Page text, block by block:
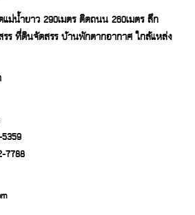
น้ำยาว 290เมตร ติดถนน 260เมตร ลึก
รร ที่ดินจัดสรร บ้านพักตากอากาศ ใกล้แหล่ง
7788